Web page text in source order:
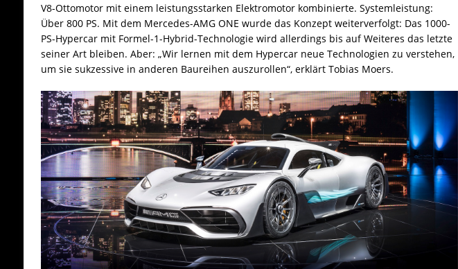
V8-Ottomotor mit einem leistungsstarken Elektromotor kombinierte. Systemleistung:
Über 800 PS. Mit dem Mercedes-AMG ONE wurde das Konzept weiterverfolgt: Das 1000-
PS-Hypercar mit Formel-1-Hybrid-Technologie wird allerdings bis auf Weiteres das letzte
seiner Art bleiben. Aber: „Wir lernen mit dem Hypercar neue Technologien zu verstehen,
um sie sukzessive in anderen Baureihen auszurollen“, erklärt Tobias Moers.